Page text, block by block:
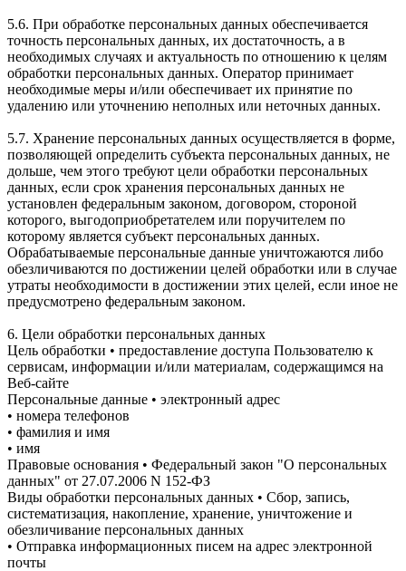
5.6. При обработке персональных данных обеспечивается
точность персональных данных, их достаточность, а в
необходимых случаях и актуальность по отношению к целям
обработки персональных данных. Оператор принимает
необходимые меры и/или обеспечивает их принятие по
удалению или уточнению неполных или неточных данных.
5.7. Хранение персональных данных осуществляется в форме,
позволяющей определить субъекта персональных данных, не
дольше, чем этого требуют цели обработки персональных
данных, если срок хранения персональных данных не
установлен федеральным законом, договором, стороной
которого, выгодоприобретателем или поручителем по
которому является субъект персональных данных.
Обрабатываемые персональные данные уничтожаются либо
обезличиваются по достижении целей обработки или в случае
утраты необходимости в достижении этих целей, если иное не
предусмотрено федеральным законом.
6. Цели обработки персональных данных
Цель обработки • предоставление доступа Пользователю к
сервисам, информации и/или материалам, содержащимся на
Веб-сайте
Персональные данные • электронный адрес
• номера телефонов
• фамилия и имя
• имя
Правовые основания • Федеральный закон "О персональных
данных" от 27.07.2006 N 152-ФЗ
Виды обработки персональных данных • Сбор, запись,
систематизация, накопление, хранение, уничтожение и
обезличивание персональных данных
• Отправка информационных писем на адрес электронной
почты